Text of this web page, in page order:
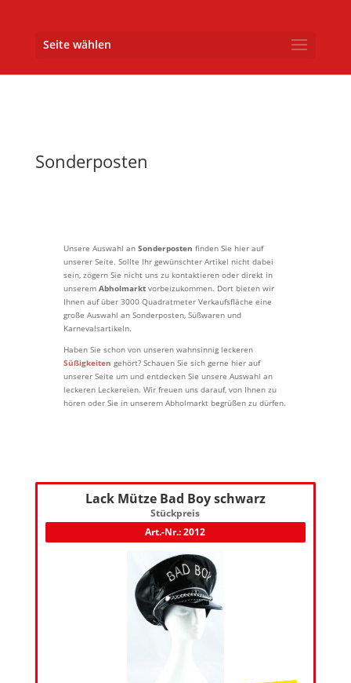
Seite wählen
Sonderposten
Unsere Auswahl an Sonderposten finden Sie hier auf
unserer Seite. Sollte Ihr gewünschter Artikel nicht dabei
sein, zögern Sie nicht uns zu kontaktieren oder direkt in
unserem Abholmarktvorbeizukommen. Dort bieten wir
Ihnen auf über 3000 Quadratmeter Verkaufsfläche eine
große Auswahl an Sonderposten, Süßwaren und
Karnevalsartikeln.
Haben Sie schon von unseren wahnsinnig leckeren
Süßigkeiten gehört? Schauen Sie sich gerne hier auf
unserer Seite um und entdecken Sie unsere Auswahl an
leckeren Leckereien. Wir freuen uns darauf, von Ihnen zu
hören oder Sie in unserem Abholmarkt begrüßen zu dürfen.
Lack Mütze Bad Boy schwarz
Stückpreis
Art.-Nr.: 2012